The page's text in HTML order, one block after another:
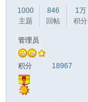
1000
主题
846
回帖
1万
积分
管理员
积分 18967